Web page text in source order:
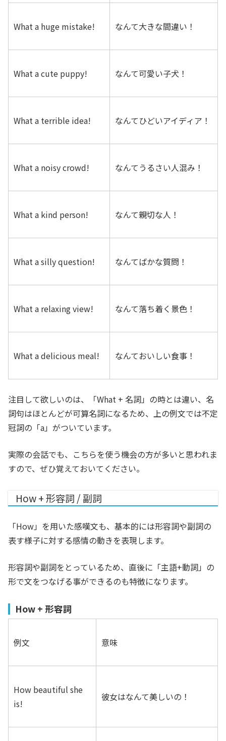
What a huge mistake! なんて大きな間違い！
What a cute puppy! なんて可愛い子犬！
What a terrible idea! なんてひどいアイディア！
What a noisy crowd! なんてうるさい人混み！
What a kind person! なんて親切な人！
What a silly question! なんてばかな質問！
What a relaxing view! なんて落ち着く景色！
What a delicious meal! なんておいしい食事！
注目して欲しいのは、「What + 名詞」の時とは違い、名
詞句はほとんどが可算名詞になるため、上の例文では不定
冠詞の「a」がついています。
実際の会話でも、こちらを使う機会の方が多いと思われま
すので、ぜひ覚えておいてください。
How + 形容詞 / 副詞
「How」を用いた感嘆文も、基本的には形容詞や副詞の
表す様子に対する感情の動きを表現します。
形容詞や副詞をとっているため、直後に「主語+動詞」の
形で文をつなげる事ができるのも特徴になります。
How + 形容詞
例文 意味
How beautiful she
is!
彼女はなんて美しいの！